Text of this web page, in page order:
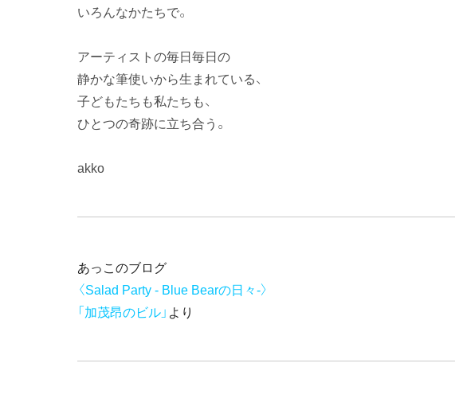
いろんなかたちで。
アーティストの毎日毎日の
静かな筆使いから生まれている、
子どもたちも私たちも、
ひとつの奇跡に立ち合う。
akko
あっこのブログ
〈Salad Party - Blue Bearの日々-〉
「加茂昂のビル」 より